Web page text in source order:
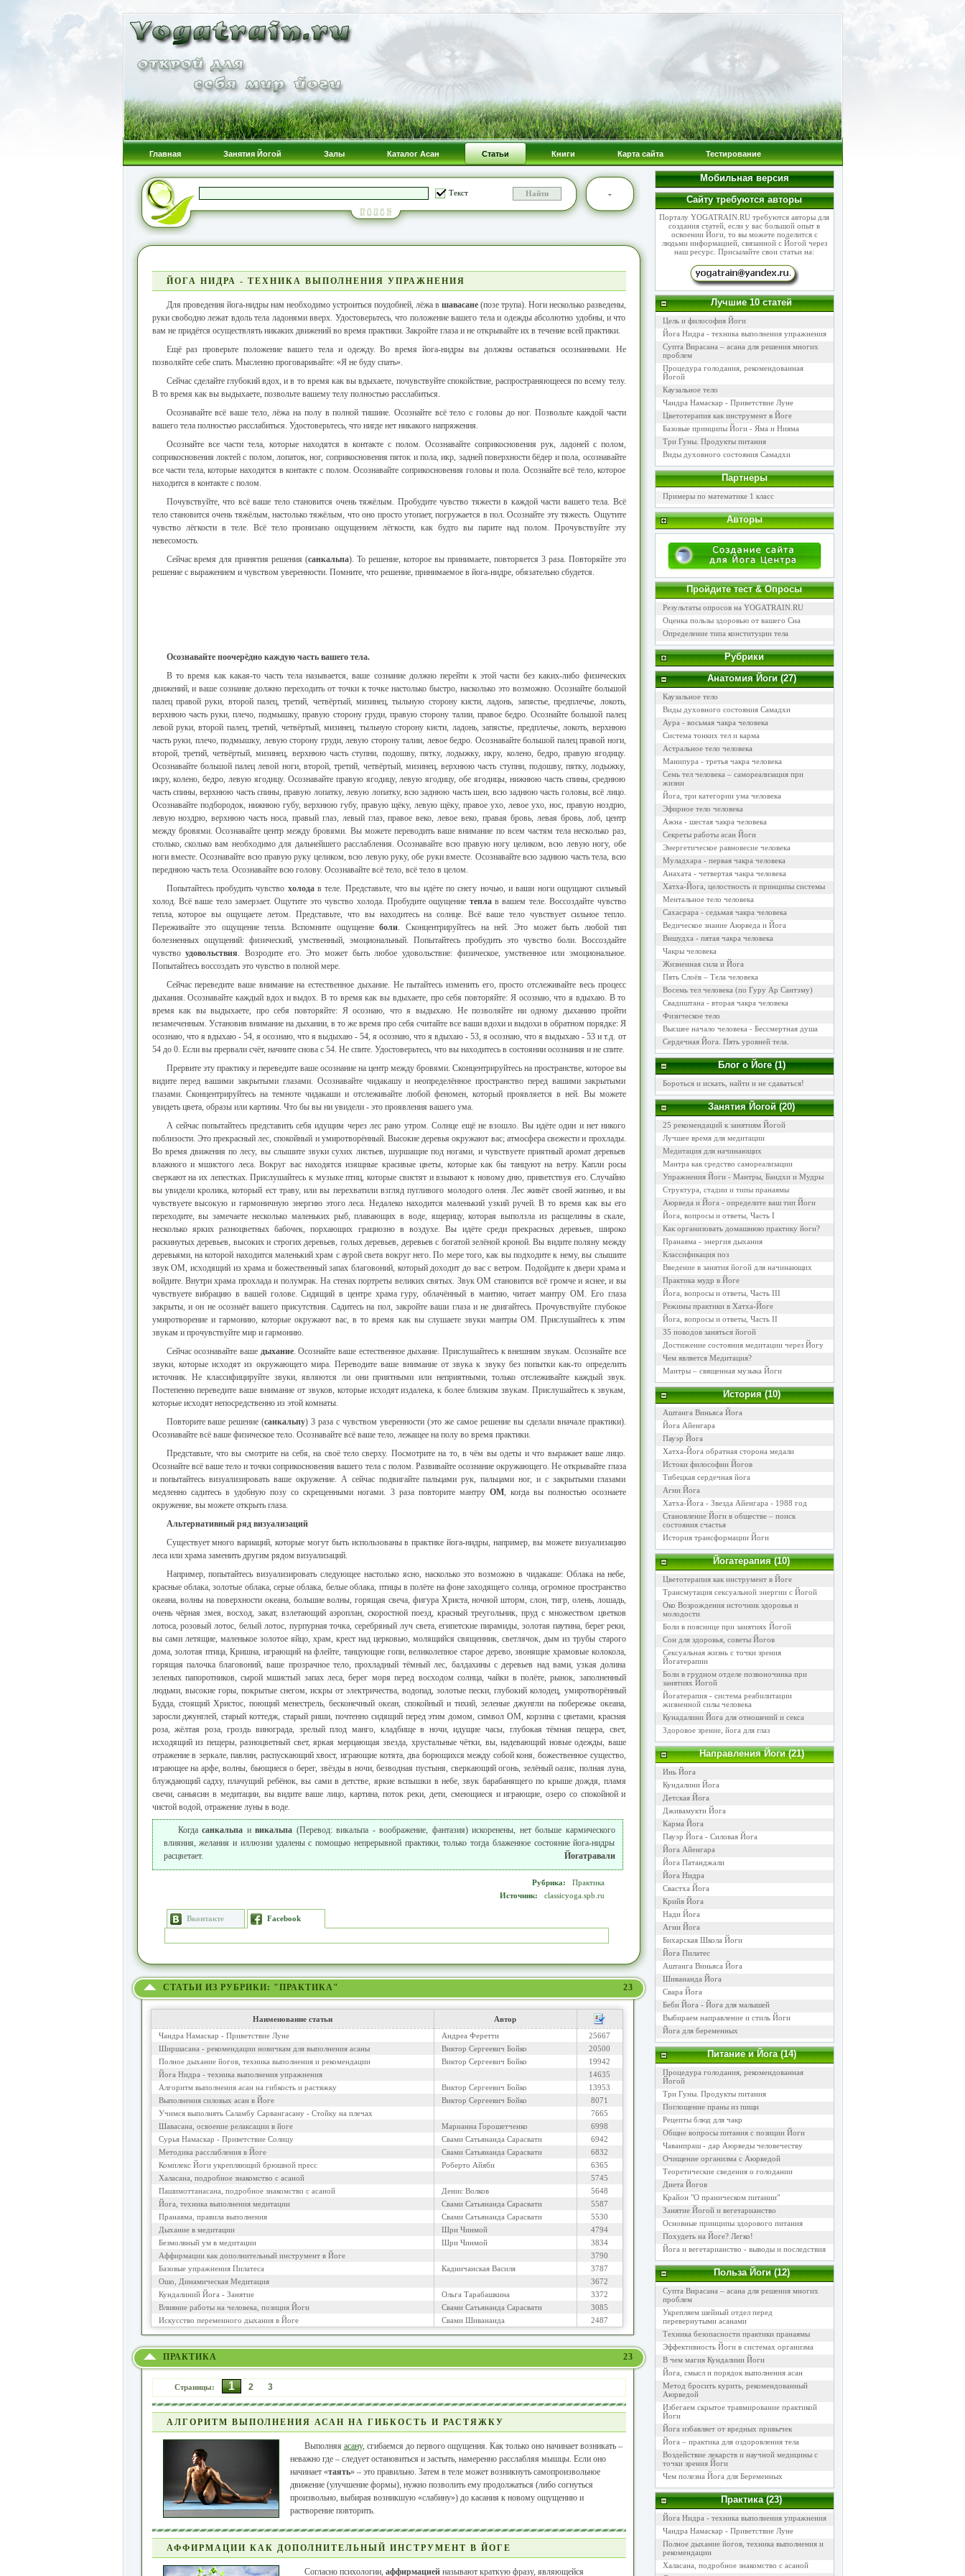
Главная Занятия Йогой Залы Каталог Асан Статьи Книги Карта сайта Тестирование
Текст -
ЙОГА НИДРА - ТЕХНИКА ВЫПОЛНЕНИЯ УПРАЖНЕНИЯ
Для проведения йога-нидры нам необходимо устроиться поудобней, лёжа в шавасане(позе трупа). Ноги несколько разведены,
руки свободно лежат вдоль тела ладонями вверх. Удостоверьтесь, что положение вашего тела и одежды абсолютно удобны, и что
вам не придётся осуществлять никаких движений во время практики. Закройте глаза и не открывайте их в течение всей практики.
Ещё раз проверьте положение вашего тела и одежду. Во время йога-нидры вы должны оставаться осознанными. Не
позволяйте себе спать. Мысленно проговаривайте: «Я не буду спать».
Сейчас сделайте глубокий вдох, и в то время как вы вдыхаете, почувствуйте спокойствие, распространяющееся по всему телу.
В то время как вы выдыхаете, позвольте вашему телу полностью расслабиться.
Осознавайте всё ваше тело, лёжа на полу в полной тишине. Осознайте всё тело с головы до ног. Позвольте каждой части
вашего тела полностью расслабиться. Удостоверьтесь, что нигде нет никакого напряжения.
Осознайте все части тела, которые находятся в контакте с полом. Осознавайте соприкосновения рук, ладоней с полом,
соприкосновения локтей с полом, лопаток, ног, соприкосновения пяток и пола, икр, задней поверхности бёдер и пола, осознавайте
все части тела, которые находятся в контакте с полом. Осознавайте соприкосновения головы и пола. Осознайте всё тело, которое
находится в контакте с полом.
Почувствуйте, что всё ваше тело становится очень тяжёлым. Пробудите чувство тяжести в каждой части вашего тела. Всё
тело становится очень тяжёлым, настолько тяжёлым, что оно просто утопает, погружается в пол. Осознайте эту тяжесть. Ощутите
чувство лёгкости в теле. Всё тело пронизано ощущением лёгкости, как будто вы парите над полом. Прочувствуйте эту
невесомость.
Сейчас время для принятия решения (санкальпа). То решение, которое вы принимаете, повторяется 3 раза. Повторяйте это
решение с выражением и чувством уверенности. Помните, что решение, принимаемое в йога-нидре, обязательно сбудется.
Осознавайте поочерёдно каждую часть вашего тела.
В то время как какая-то часть тела называется, ваше сознание должно перейти к этой части без каких-либо физических
движений, и ваше сознание должно переходить от точки к точке настолько быстро, насколько это возможно. Осознайте большой
палец правой руки, второй палец, третий, четвёртый, мизинец, тыльную сторону кисти, ладонь, запястье, предплечье, локоть,
верхнюю часть руки, плечо, подмышку, правую сторону груди, правую сторону талии, правое бедро. Осознайте большой палец
левой руки, второй палец, третий, четвёртый, мизинец, тыльную сторону кисти, ладонь, запястье, предплечье, локоть, верхнюю
часть руки, плечо, подмышку, левую сторону груди, левую сторону талии, левое бедро. Осознавайте большой палец правой ноги,
второй, третий, четвёртый, мизинец, верхнюю часть ступни, подошву, пятку, лодыжку, икру, колено, бедро, правую ягодицу.
Осознавайте большой палец левой ноги, второй, третий, четвёртый, мизинец, верхнюю часть ступни, подошву, пятку, лодыжку,
икру, колено, бедро, левую ягодицу. Осознавайте правую ягодицу, левую ягодицу, обе ягодицы, нижнюю часть спины, среднюю
часть спины, верхнюю часть спины, правую лопатку, левую лопатку, всю заднюю часть шеи, всю заднюю часть головы, всё лицо.
Осознавайте подбородок, нижнюю губу, верхнюю губу, правую щёку, левую щёку, правое ухо, левое ухо, нос, правую ноздрю,
левую ноздрю, верхнюю часть носа, правый глаз, левый глаз, правое веко, левое веко, правая бровь, левая бровь, лоб, центр
между бровями. Осознавайте центр между бровями. Вы можете переводить ваше внимание по всем частям тела несколько раз,
столько, сколько вам необходимо для дальнейшего расслабления. Осознавайте всю правую ногу целиком, всю левую ногу, обе
ноги вместе. Осознавайте всю правую руку целиком, всю левую руку, обе руки вместе. Осознавайте всю заднюю часть тела, всю
переднюю часть тела. Осознавайте всю голову. Осознавайте всё тело, всё тело в целом.
Попытайтесь пробудить чувство холодав теле. Представьте, что вы идёте по снегу ночью, и ваши ноги ощущают сильный
холод. Всё ваше тело замерзает. Ощутите это чувство холода. Пробудите ощущение теплав вашем теле. Воссоздайте чувство
тепла, которое вы ощущаете летом. Представьте, что вы находитесь на солнце. Всё ваше тело чувствует сильное тепло.
Переживайте это ощущение тепла. Вспомните ощущениеболи. Сконцентрируйтесь на ней. Это может быть любой тип
болезненных ощущений: физический, умственный, эмоциональный. Попытайтесь пробудить это чувство боли. Воссоздайте
чувствоудовольствия. Возродите его. Это может быть любое удовольствие: физическое, умственное или эмоциональное.
Попытайтесь воссоздать это чувство в полной мере.
Сейчас переведите ваше внимание на естественное дыхание. Не пытайтесь изменить его, просто отслеживайте весь процесс
дыхания. Осознавайте каждый вдох и выдох. В то время как вы вдыхаете, про себя повторяйте: Я осознаю, что я вдыхаю. В то
время как вы выдыхаете, про себя повторяйте: Я осознаю, что я выдыхаю. Не позволяйте ни одному дыханию пройти
незамеченным. Установив внимание на дыхании, в то же время про себя считайте все ваши вдохи и выдохи в обратном порядке: Я
осознаю, что я вдыхаю - 54, я осознаю, что я выдыхаю - 54, я осознаю, что я вдыхаю - 53, я осознаю, что я выдыхаю - 53 и т.д. от
54 до 0. Если вы прервали счёт, начните снова с 54. Не спите. Удостоверьтесь, что вы находитесь в состоянии осознания и не спите.
Прервите эту практику и переведите ваше осознание на центр между бровями. Сконцентрируйтесь на пространстве, которое вы
видите перед вашими закрытыми глазами. Осознавайте чидакашу и неопределённое пространство перед вашими закрытыми
глазами. Сконцентрируйтесь на темноте чидакаши и отслеживайте любой феномен, который проявляется в ней. Вы можете
увидеть цвета, образы или картины. Что бы вы ни увидели - это проявления вашего ума.
А сейчас попытайтесь представить себя идущим через лес рано утром. Солнце ещё не взошло. Вы идёте один и нет никого
поблизости. Это прекрасный лес, спокойный и умиротворённый. Высокие деревья окружают вас; атмосфера свежести и прохлады.
Во время движения по лесу, вы слышите звуки сухих листьев, шуршащие под ногами, и чувствуете приятный аромат деревьев
влажного и мшистого леса. Вокруг вас находятся изящные красивые цветы, которые как бы танцуют на ветру. Капли росы
сверкают на их лепестках. Прислушайтесь к музыке птиц, которые свистят и взывают к новому дню, приветствуя его. Случайно
вы увидели кролика, который ест траву, или вы перехватили взгляд пугливого молодого оленя. Лес живёт своей жизнью, и вы
чувствуете высокую и гармоничную энергию этого леса. Недалеко находится маленький узкий ручей. В то время как вы его
переходите, вы замечаете несколько маленьких рыб, плавающих в воде, ящерицу, которая выползла из расщелины в скале,
несколько ярких разноцветных бабочек, порхающих грациозно в воздухе. Вы идёте среди прекрасных деревьев, широко
раскинутых деревьев, высоких и строгих деревьев, голых деревьев, деревьев с богатой зелёной кроной. Вы видите поляну между
деревьями, на которой находится маленький храм с аурой света вокруг него. По мере того, как вы подходите к нему, вы слышите
звук ОМ, исходящий из храма и божественный запах благовоний, который доходит до вас с ветром. Подойдите к двери храма и
войдите. Внутри храма прохлада и полумрак. На стенах портреты великих святых. Звук ОМ становится всё громче и яснее, и вы
чувствуете вибрацию в вашей голове. Сидящий в центре храма гуру, облачённый в мантию, читает мантру ОМ. Его глаза
закрыты, и он не осознаёт вашего присутствия. Садитесь на пол, закройте ваши глаза и не двигайтесь. Прочувствуйте глубокое
умиротворение и гармонию, которые окружают вас, в то время как вы слушаете звуки мантры ОМ. Прислушайтесь к этим
звукам и прочувствуйте мир и гармонию.
Сейчас осознавайте ваше дыхание. Осознайте ваше естественное дыхание. Прислушайтесь к внешним звукам. Осознайте все
звуки, которые исходят из окружающего мира. Переводите ваше внимание от звука к звуку без попытки как-то определить
источник. Не классифицируйте звуки, являются ли они приятными или неприятными, только отслеживайте каждый звук.
Постепенно переведите ваше внимание от звуков, которые исходят издалека, к более близким звукам. Прислушайтесь к звукам,
которые исходят непосредственно из этой комнаты.
Повторите ваше решение (санкальпу) 3 раза с чувством уверенности (это же самое решение вы сделали вначале практики).
Осознавайте всё ваше физическое тело. Осознавайте всё ваше тело, лежащее на полу во время практики.
Представьте, что вы смотрите на себя, на своё тело сверху. Посмотрите на то, в чём вы одеты и что выражает ваше лицо.
Осознайте всё ваше тело и точки соприкосновения вашего тела с полом. Развивайте осознание окружающего. Не открывайте глаза
и попытайтесь визуализировать ваше окружение. А сейчас подвигайте пальцами рук, пальцами ног, и с закрытыми глазами
медленно садитесь в удобную позу со скрещенными ногами. 3 раза повторите мантру ОМ, когда вы полностью осознаете
окружение, вы можете открыть глаза.
Альтернативный ряд визуализаций
Существует много вариаций, которые могут быть использованы в практике йога-нидры, например, вы можете визуализацию
леса или храма заменить другим рядом визуализаций.
Например, попытайтесь визуализировать следующее настолько ясно, насколько это возможно в чидакаше: Облака на небе,
красные облака, золотые облака, серые облака, белые облака, птицы в полёте на фоне заходящего солнца, огромное пространство
океана, волны на поверхности океана, большие волны, горящая свеча, фигура Христа, ночной шторм, слон, тигр, олень, лошадь,
очень чёрная змея, восход, закат, взлетающий аэроплан, скоростной поезд, красный треугольник, пруд с множеством цветков
лотоса, розовый лотос, белый лотос, пурпурная точка, серебряный луч света, египетские пирамиды, золотая паутина, берег реки,
вы сами летящие, маленькое золотое яйцо, храм, крест над церковью, молящийся священник, светлячок, дым из трубы старого
дома, золотая птица, Кришна, играющий на флейте, танцующие гопи, великолепное старое дерево, звонящие храмовые колокола,
горящая палочка благовоний, ваше прозрачное тело, прохладный тёмный лес, балдахины с деревьев над вами, узкая долина
зеленых папоротников, сырой мшистый запах леса, берег моря перед восходом солнца, чайки в полёте, рынок, заполненный
людьми, высокие горы, покрытые снегом, искры от электричества, водопад, золотые пески, глубокий колодец, умиротворённый
Будда, стоящий Христос, поющий менестрель, бесконечный океан, спокойный и тихий, зеленые джунгли на побережье океана,
заросли джунглей, старый коттедж, старый риши, почтенно сидящий перед этим домом, символ ОМ, корзина с цветами, красная
роза, жёлтая роза, гроздь винограда, зрелый плод манго, кладбище в ночи, идущие часы, глубокая тёмная пещера, свет,
исходящий из пещеры, разноцветный свет, яркая мерцающая звезда, хрустальные чётки, вы, надевающий новые одежды, ваше
отражение в зеркале, павлин, распускающий хвост, играющие котята, два борющихся между собой коня, божественное существо,
играющее на арфе, волны, бьющиеся о берег, звёзды в ночи, безводная пустыня, сверкающий огонь, зелёный оазис, полная луна,
блуждающий садху, плачущий ребёнок, вы сами в детстве, яркие вспышки в небе, звук барабанящего по крыше дождя, пламя
свечи, саньясин в медитации, вы видите ваше лицо, картина, поток реки, дети, смеющиеся и играющие, озеро со спокойной и
чистой водой, отражение луны в воде.
Когда санкальпа и викальпа (Перевод: викальпа - воображение, фантазия) искоренены, нет больше кармического
влияния, желания и иллюзии удалены с помощью непрерывной практики, только тогда блаженное состояние йога-нидры
расцветает.
Йогатравали
Рубрика: Практика
Источник: classicyoga.spb.ru
Вконтакте Facebook
СТАТЬИ ИЗ РУБРИКИ: "ПРАКТИКА" 23
Наименование статьи
Автор
Чандра Намаскар - Приветствие Луне
Андреа Феретти
25667
Ширшасана - рекомендации новичкам для выполнения асаны
Виктор Сергеевич Бойко
20500
Полное дыхание йогов, техника выполнения и рекомендации
Виктор Сергеевич Бойко
19942
Йога Нидра - техника выполнения упражнения
14635
Алгоритм выполнения асан на гибкость и растяжку
Виктор Сергеевич Бойко
13953
Выполнения силовых асан в Йоге
Виктор Сергеевич Бойко
8071
Учимся выполнять Саламбу Сарвангасану - Стойку на плечах
7665
Шавасана, освоение релаксации в йоге
Марианна Горошетченко
6998
Сурья Намаскар - Приветствие Солнцу
Свами Сатьянанда Сарасвати
6942
Методика расслабления в Йоге
Свами Сатьянанда Сарасвати
6832
Комплекс Йоги укрепляющий брюшной пресс
Роберто Айяби
6365
Халасана, подробное знакомство с асаной
5745
Пашимоттанасана, подробное знакомство с асаной
Денис Волков
5648
Йога, техника выполнения медитации
Свами Сатьянанда Сарасвати
5587
Пранаяма, правила выполнения
Свами Сатьянанда Сарасвати
5530
Дыхание в медитации
Шри Чинмой
4794
Безмолвный ум в медитации
Шри Чинмой
3834
Аффирмации как дополнительный инструмент в Йоге
3790
Базовые упражнения Пилатеса
Кадничанская Василя
3787
Ошо, Динамическая Медитация
3672
Кундалиний Йога - Занятие
Ольга Тарабашкина
3372
Влияние работы на человека, позиция Йоги
Свами Сатьянанда Сарасвати
3085
Искусство переменного дыхания в Йоге
Свами Шивананда 2487
ПРАКТИКА 23
Страницы: 1 2 3
АЛГОРИТМ ВЫПОЛНЕНИЯ АСАН НА ГИБКОСТЬ И РАСТЯЖКУ
Выполняя асану, сгибаемся до первого ощущения. Как только оно начинает возникать –
неважно где – следует остановиться и застыть, намеренно расслабляя мышцы. Если оно
начинает «таять» – это правильно. Затем в теле может возникнуть самопроизвольное
движение (улучшение формы), нужно позволить ему продолжаться (либо согнуться
произвольно, выбирая возникшую «слабину») до касания к новому ощущению и
растворение повторить.
АФФИРМАЦИИ КАК ДОПОЛНИТЕЛЬНЫЙ ИНСТРУМЕНТ В ЙОГЕ
Согласно психологии, аффирмациейназывают краткую фразу, являющейся
Мобильная версия
Сайту требуются авторы
Порталу YOGATRAIN.RU требуются авторы для
создания статей, если у вас большой опыт в
освоении Йоги, то вы можете поделится с
людьми информацией, связанной с Йогой через
наш ресурс. Присылайте свои статьи на:
Лучшие 10 статей
Цель и философия Йоги
Йога Нидра - техника выполнения упражнения
Супта Вирасана – асана для решения многих
проблем
Процедура голодания, рекомендованная
Йогой
Каузальное тело
Чандра Намаскар - Приветствие Луне
Цветотерапия как инструмент в Йоге
Базовые принципы Йоги - Яма и Нияма
Три Гуны. Продукты питания
Виды духовного состояния Самадхи
Партнеры
Примеры по математике 1 класс
Авторы
Пройдите тест & Опросы
Результаты опросов на YOGATRAIN.RU
Оценка пользы здоровью от вашего Сна
Определение типа конституции тела
Рубрики
Анатомия Йоги (27)
Каузальное тело
Виды духовного состояния Самадхи
Аура - восьмая чакра человека
Система тонких тел и карма
Астральное тело человека
Манипура - третья чакра человека
Семь тел человека – самореализация при
жизни
Йога, три категории ума человека
Эфирное тело человека
Ажна - шестая чакра человека
Секреты работы асан Йоги
Энергетическое равновесие человека
Муладхара - первая чакра человека
Анахата - четвертая чакра человека
Хатха-Йога, целостность и принципы системы
Ментальное тело человека
Сахасрара - седьмая чакра человека
Ведическое знание Аюрведа и Йога
Вишудха - пятая чакра человека
Чакры человека
Жизненная сила и Йога
Пять Слоёв – Тела человека
Восемь тел человека (по Гуру Ар Сантэму)
Свадиштана - вторая чакра человека
Физическое тело
Высшее начало человека - Бессмертная душа
Сердечная Йога. Пять уровней тела.
Блог о Йоге (1)
Бороться и искать, найти и не сдаваться!
Занятия Йогой (20)
25 рекомендаций к занятиям Йогой
Лучшее время для медитации
Медитация для начинающих
Мантра как средство самореализации
Упражнения Йоги - Мантры, Бандхи и Мудры
Структура, стадии и типы пранаямы
Аюрведа и Йога - определите ваш тип Йоги
Йога, вопросы и ответы, Часть I
Как организовать домашнюю практику йоги?
Пранаяма - энергия дыхания
Классификация поз
Введение в занятия йогой для начинающих
Практика мудр в Йоге
Йога, вопросы и ответы, Часть III
Режимы практики в Хатха-Йоге
Йога, вопросы и ответы, Часть II
35 поводов заняться йогой
Достижение состояния медитации через Йогу
Чем является Медитация?
Мантры – священная музыка Йоги
История (10)
Аштанга Виньяса Йога
Йога Айенгара
Пауэр Йога
Хатха-Йога обратная сторона медали
Истоки философии Йогов
Тибецкая сердечная йога
Агни Йога
Хатха-Йога - Звезда Айенгара - 1988 год
Становление Йоги в обществе – поиск
состояния счастья
История трансформации Йоги
Йогатерапия (10)
Цветотерапия как инструмент в Йоге
Трансмутация сексуальной энергии с Йогой
Око Возрождения источник здоровья и
молодости
Боли в пояснице при занятиях Йогой
Сон для здоровья, советы Йогов
Сексуальная жизнь с точки зрения
Йогатерапии
Боли в грудном отделе позвоночника при
занятиях Йогой
Йогатерапия - система реабилитации
жизненной силы человека
Кунадалини Йога для отношений и секса
Здоровое зрение, йога для глаз
Направления Йоги (21)
Инь Йога
Кундалини Йога
Детская Йога
Дживамукти Йога
Карма Йога
Пауэр Йога - Силовая Йога
Йога Айенгара
Йога Патанджали
Йога Нидра
Свастха Йога
Крийя Йога
Нади Йога
Агни Йога
Бихарская Школа Йоги
Йога Пилатес
Аштанга Виньяса Йога
Шивананда Йога
Свара Йога
Беби Йога - Йога для малышей
Выбираем направление и стиль Йоги
Йога для беременных
Питание и Йога (14)
Процедура голодания, рекомендованная
Йогой
Три Гуны. Продукты питания
Поглощение праны из пищи
Рецепты блюд для чакр
Общие вопросы питания с позиции Йоги
Чаванпраш - дар Аюрведы человечеству
Очищение организма с Аюрведой
Теоретические сведения о голодании
Диета Йогов
Крайон "О праническом питании"
Занятие Йогой и вегетарианство
Основные принципы здорового питания
Похудеть на Йоге? Легко!
Йога и вегетарианство - выводы и последствия
Польза Йоги (12)
Супта Вирасана – асана для решения многих
проблем
Укрепляем шейный отдел перед
перевернутыми асанами
Техника безопасности практики пранаямы
Эффективность Йоги в системах организма
В чем магия Кундалини Йоги
Йога, смысл и порядок выполнения асан
Метод бросить курить, рекомендованный
Аюрведой
Избегаем скрытое травмирование практикой
Йоги
Йога избавляет от вредных привычек
Йога – практика для оздоровления тела
Воздействие лекарств и научной медицины с
точки зрения Йоги
Чем полезна Йога для Беременных
Практика (23)
Йога Нидра - техника выполнения упражнения
Чандра Намаскар - Приветствие Луне
Полное дыхание йогов, техника выполнения и
рекомендации
Халасана, подробное знакомство с асаной